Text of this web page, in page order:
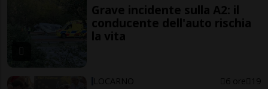
Grave incidente sulla A2: il
conducente dell'auto rischia
la vita
LOCARNO 6 ore 19